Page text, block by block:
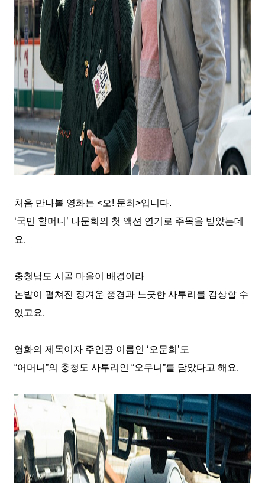
처음 만나볼 영화는 <오! 문희 >입니다.
‘국민 할머니 ’ 나문희의 첫 액션 연기로 주목을 받았는데
요.
충청남도 시골 마을이 배경이라
논밭이 펼쳐진 정겨운 풍경과 느긋한 사투리를 감상할 수
있고요.
영화의 제목이자 주인공 이름인 ‘오문희 ’도
“어머니 ”의 충청도 사투리인 “오무니 ”를 담았다고 해요.